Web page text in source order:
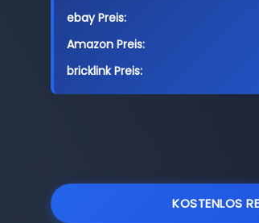
ebay Preis:
Amazon Preis:
bricklink Preis:
KOSTENLOS